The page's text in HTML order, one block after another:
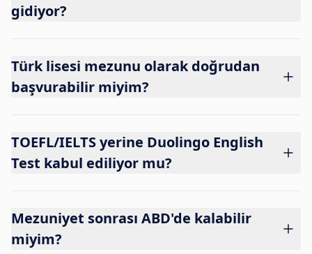
gidiyor?
Türk lisesi mezunu olarak doğrudan
başvurabilir miyim?
TOEFL/IELTS yerine Duolingo English
Test kabul ediliyor mu?
Mezuniyet sonrası ABD'de kalabilir
miyim?